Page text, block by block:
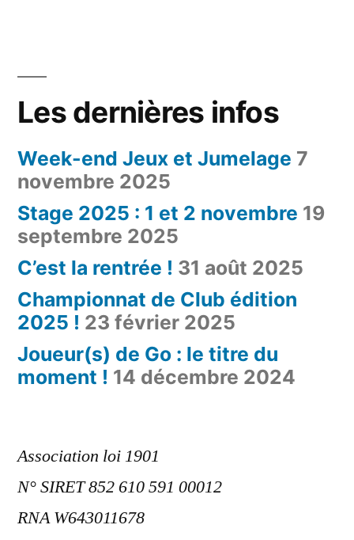
Les dernières infos
Week-end Jeux et Jumelage 7
novembre 2025
Stage 2025 : 1 et 2 novembre 19
septembre 2025
C’est la rentrée ! 31 août 2025
Championnat de Club édition
2025 ! 23 février 2025
Joueur(s) de Go : le titre du
moment ! 14 décembre 2024
Association loi 1901
N° SIRET 852 610 591 00012
RNA W643011678